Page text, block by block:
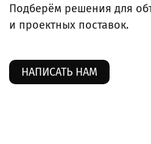
Подберём решения для
и проектных поставок.
НАПИСАТЬ НАМ